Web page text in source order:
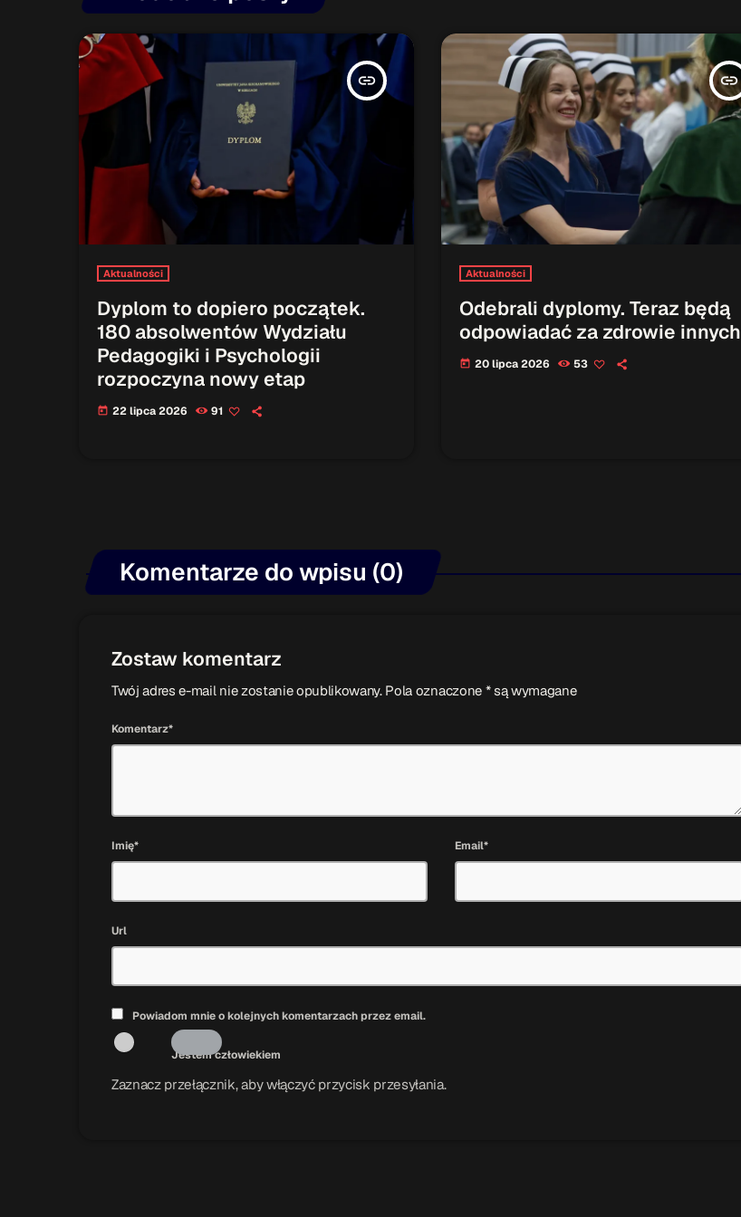
insert_link
Aktualności
Dyplom to dopiero początek.
180 absolwentów Wydziału
Pedagogiki i Psychologii
rozpoczyna nowy etap
today 22 lipca 2026 91
insert_link
Aktualności
Odebrali dyplomy. Teraz będą
odpowiadać za zdrowie innych
today 20 lipca 2026 53
Komentarze do wpisu (0)
Zostaw komentarz
Twój adres e-mail nie zostanie opublikowany. Pola oznaczone * są wymagane
Komentarz*
Imię* Email*
Url
Powiadom mnie o kolejnych komentarzach przez email.
Jestem człowiekiem
Zaznacz przełącznik, aby włączyć przycisk przesyłania.